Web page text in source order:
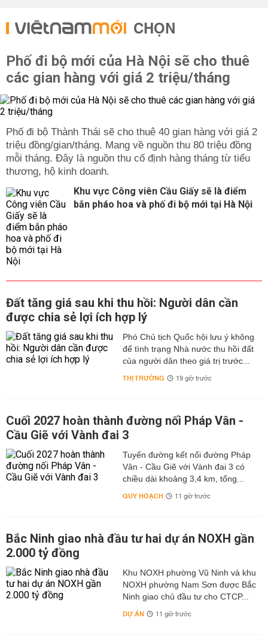
CHỌN
Phố đi bộ mới của Hà Nội sẽ cho thuê
các gian hàng với giá 2 triệu/tháng
Phố đi bộ Thành Thái sẽ cho thuê 40 gian hàng với giá 2
triệu đồng/gian/tháng. Mang về nguồn thu 80 triệu đồng
mỗi tháng. Đây là nguồn thu cố định hàng tháng từ tiểu
thương, hộ kinh doanh.
Khu vực Công viên Cầu Giấy sẽ là điểm
bắn pháo hoa và phố đi bộ mới tại Hà Nội
Đất tăng giá sau khi thu hồi: Người dân cần
được chia sẻ lợi ích hợp lý
Phó Chủ tịch Quốc hội lưu ý không
để tình trạng Nhà nước thu hồi đất
của người dân theo giá trị trước...
THỊ TRƯỜNG 19 giờ trước
Cuối 2027 hoàn thành đường nối Pháp Vân -
Cầu Giẽ với Vành đai 3
Tuyến đường kết nối đường Pháp
Vân - Cầu Giẽ với Vành đai 3 có
chiều dài khoảng 3,4 km, tổng...
QUY HOẠCH 11 giờ trước
Bắc Ninh giao nhà đầu tư hai dự án NOXH gần
2.000 tỷ đồng
Khu NOXH phường Vũ Ninh và khu
NOXH phường Nam Sơn được Bắc
Ninh giao chủ đầu tư cho CTCP...
DỰ ÁN 11 giờ trước